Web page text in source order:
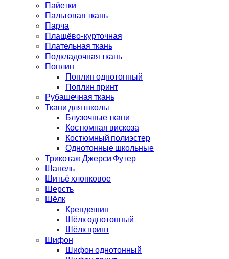
Пайетки
Пальтовая ткань
Парча
Плащёво-курточная
Плательная ткань
Подкладочная ткань
Поплин
Поплин однотонный
Поплин принт
Рубашечная ткань
Ткани для школы
Блузочные ткани
Костюмная вискоза
Костюмный полиэстер
Однотонные школьные
Трикотаж Джерси Футер
Шанель
Шитьё хлопковое
Шерсть
Шёлк
Крепдешин
Шёлк однотонный
Шёлк принт
Шифон
Шифон однотонный